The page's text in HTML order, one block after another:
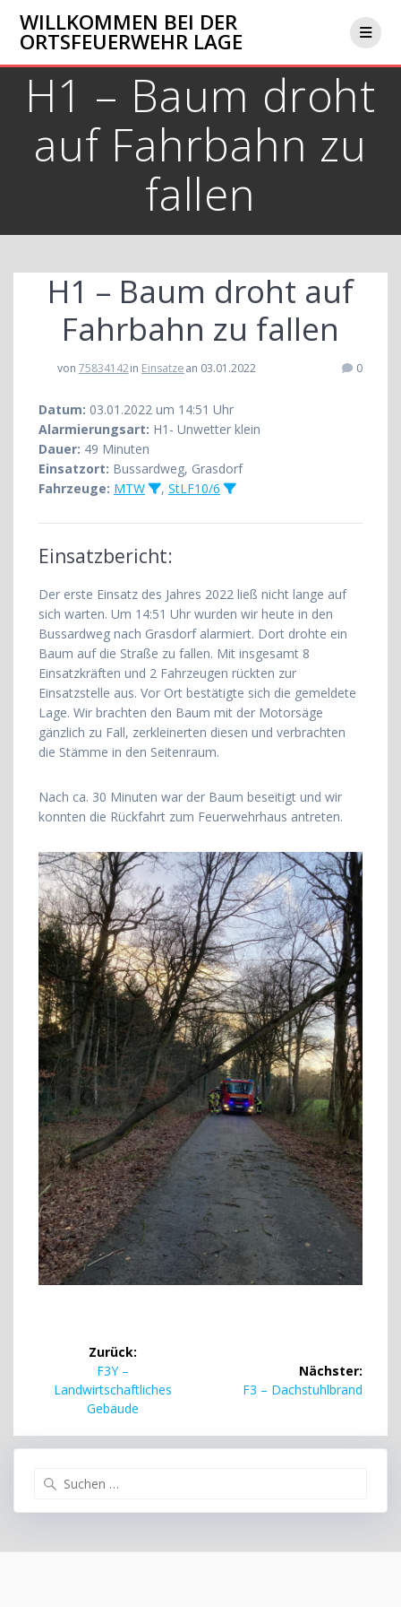
Inhalt
springen
WILLKOMMEN BEI DER
ORTSFEUERWEHR LAGE
H1 – Baum droht
auf Fahrbahn zu
fallen
H1 – Baum droht auf
Fahrbahn zu fallen
von 75834142in Einsatzean 03.01.2022 0
Datum: 03.01.2022 um 14:51 Uhr
Alarmierungsart: H1- Unwetter klein
Dauer: 49 Minuten
Einsatzort: Bussardweg, Grasdorf
Fahrzeuge: MTW , StLF10/6
Einsatzbericht:
Der erste Einsatz des Jahres 2022 ließ nicht lange auf
sich warten. Um 14:51 Uhr wurden wir heute in den
Bussardweg nach Grasdorf alarmiert. Dort drohte ein
Baum auf die Straße zu fallen. Mit insgesamt 8
Einsatzkräften und 2 Fahrzeugen rückten zur
Einsatzstelle aus. Vor Ort bestätigte sich die gemeldete
Lage. Wir brachten den Baum mit der Motorsäge
gänzlich zu Fall, zerkleinerten diesen und verbrachten
die Stämme in den Seitenraum.
Nach ca. 30 Minuten war der Baum beseitigt und wir
konnten die Rückfahrt zum Feuerwehrhaus antreten.
Beitragsnavigation
Zurück:
Vorheriger
Beitrag:
F3Y –
Landwirtschaftliches
Gebäude
Nächster:
Nächster
F3 – Dachstuhlbrand